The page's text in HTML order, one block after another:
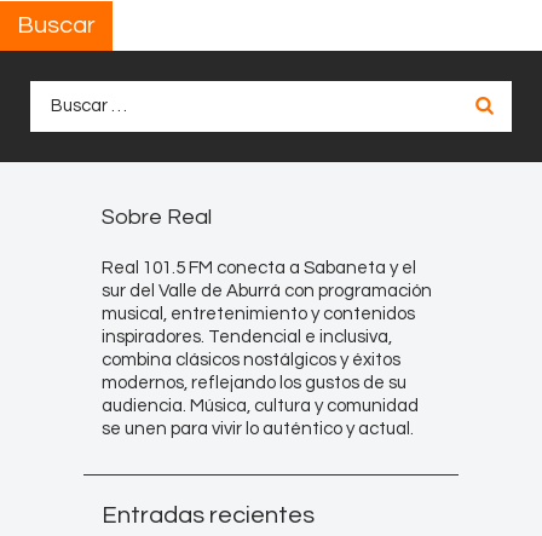
Buscar
Sobre Real
Real 101.5 FM conecta a Sabaneta y el
sur del Valle de Aburrá con programación
musical, entretenimiento y contenidos
inspiradores. Tendencial e inclusiva,
combina clásicos nostálgicos y éxitos
modernos, reflejando los gustos de su
audiencia. Música, cultura y comunidad
se unen para vivir lo auténtico y actual.
Entradas recientes